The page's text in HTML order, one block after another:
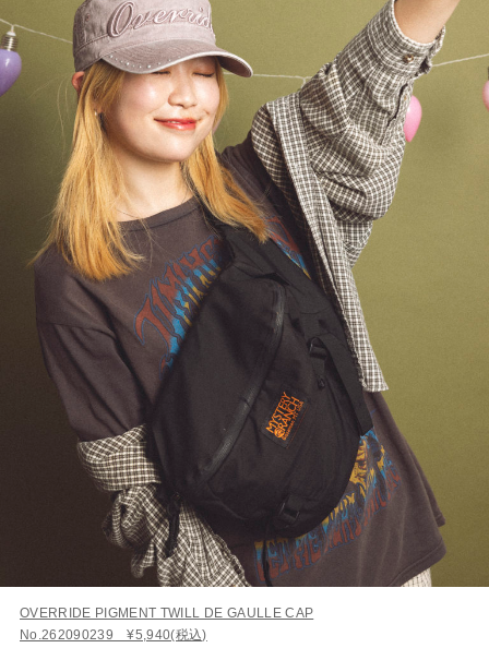
OVERRIDE PIGMENT TWILL DE GAULLE CAP
No.262090239 ¥5,940(税込)